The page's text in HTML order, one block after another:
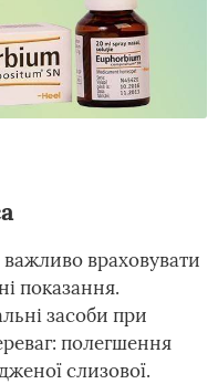
враховувати
показання.
засоби при
полегшення
слизової.